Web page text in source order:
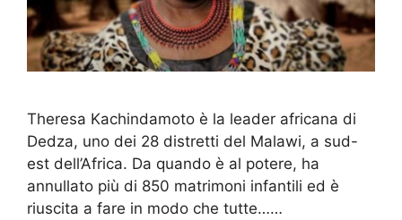
Theresa Kachindamoto è la leader africana di
Dedza, uno dei 28 distretti del Malawi, a sud-
est dell’Africa. Da quando è al potere, ha
annullato più di 850 matrimoni infantili ed è
riuscita a fare in modo che tutte……